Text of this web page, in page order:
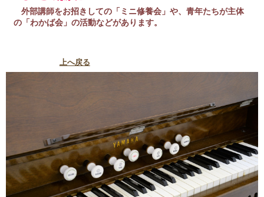
外部講師をお招きしての「ミニ修養会」や、青年たちが主体
の「わかば会」の活動などがあります。
上へ戻る